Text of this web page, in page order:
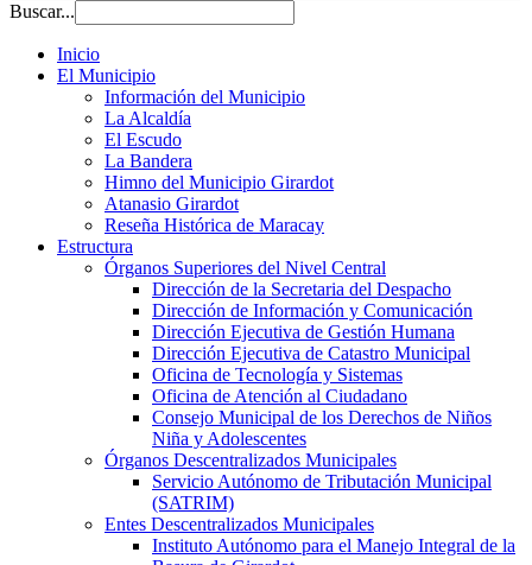
Buscar...
Inicio
El Municipio
Información del Municipio
La Alcaldía
El Escudo
La Bandera
Himno del Municipio Girardot
Atanasio Girardot
Reseña Histórica de Maracay
Estructura
Órganos Superiores del Nivel Central
Dirección de la Secretaria del Despacho
Dirección de Información y Comunicación
Dirección Ejecutiva de Gestión Humana
Dirección Ejecutiva de Catastro Municipal
Oficina de Tecnología y Sistemas
Oficina de Atención al Ciudadano
Consejo Municipal de los Derechos de Niños
Niña y Adolescentes
Órganos Descentralizados Municipales
Servicio Autónomo de Tributación Municipal
(SATRIM)
Entes Descentralizados Municipales
Instituto Autónomo para el Manejo Integral de la